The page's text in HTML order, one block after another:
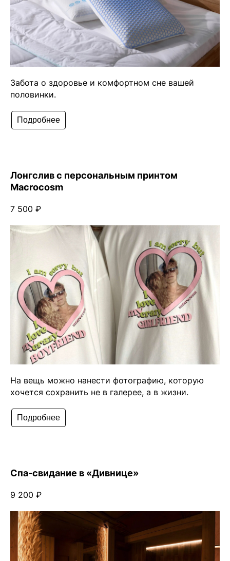
Забота о здоровье и комфортном сне вашей
половинки.
Подробнее
Лонгслив с персональным принтом
Macrocosm
7 500 ₽
На вещь можно нанести фотографию, которую
хочется сохранить не в галерее, а в жизни.
Подробнее
Спа-свидание в «Дивнице»
9 200 ₽